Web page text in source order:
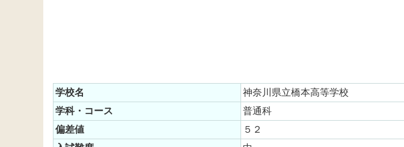
学校名
神奈川県立橋本高等学校
学科・コース
普通科
偏差値
５２